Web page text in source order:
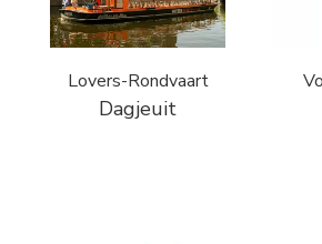
Lovers-Rondvaart
Dagjeuit